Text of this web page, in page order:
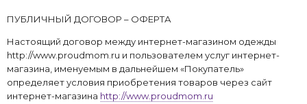
ПУБЛИЧНЫЙ ДОГОВОР – ОФЕРТА
Настоящий договор между интернет-магазином одежды
http://www.proudmom.ru и пользователем услуг интернет-
магазина, именуемым в дальнейшем «Покупатель»
определяет условия приобретения товаров через сайт
интернет-магазина http://www.proudmom.ru